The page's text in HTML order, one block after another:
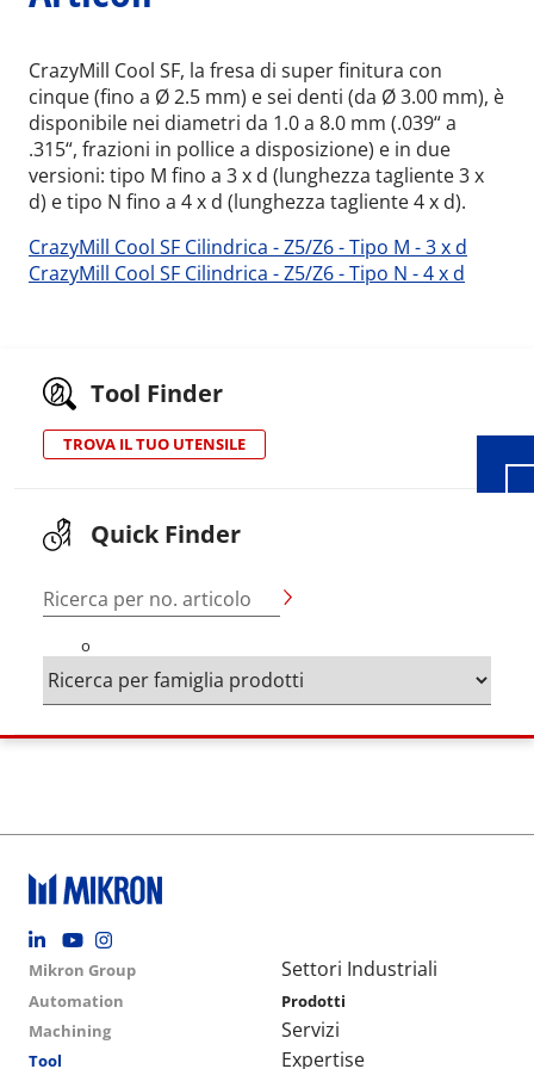
CrazyMill Cool SF, la fresa di super finitura con
cinque (fino a Ø 2.5 mm) e sei denti (da Ø 3.00 mm), è
disponibile nei diametri da 1.0 a 8.0 mm (.039“ a
.315“, frazioni in pollice a disposizione) e in due
versioni: tipo M fino a 3 x d (lunghezza tagliente 3 x
d) e tipo N fino a 4 x d (lunghezza tagliente 4 x d).
CrazyMill Cool SF Cilindrica - Z5/Z6 - Tipo M - 3 x d
CrazyMill Cool SF Cilindrica - Z5/Z6 - Tipo N - 4 x d
Tool Finder
TROVA IL TUO UTENSILE
Quick Finder
Ricerca per no. articolo
o
Footer social
Group menu
Mikron Group
Automation
Machining
Tool
Main navigation
Settori Industriali
Prodotti
Servizi
Expertise